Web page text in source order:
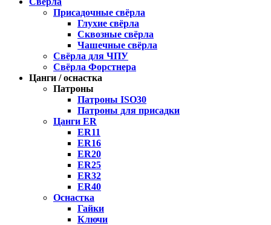
Присадочные свёрла
Глухие свёрла
Сквозные свёрла
Чашечные свёрла
Свёрла для ЧПУ
Свёрла Форстнера
Цанги / оснастка
Патроны
Патроны ISO30
Патроны для присадки
Цанги ER
ER11
ER16
ER20
ER25
ER32
ER40
Оснастка
Гайки
Ключи